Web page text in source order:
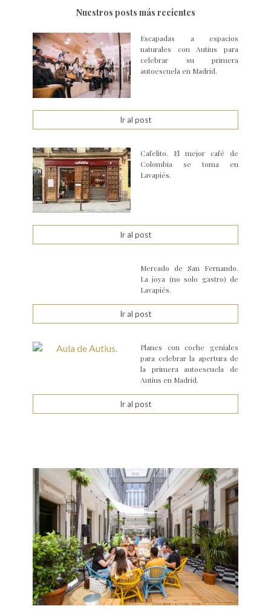
Nuestros posts más recientes
Escapadas a espacios
naturales con Autius para
celebrar su primera
autoescuela en Madrid.
Ir al post
Cafelito. El mejor café de
Colombia se toma en
Lavapiés.
Ir al post
Mercado de San Fernando.
La joya (no solo gastro) de
Lavapiés.
Ir al post
Planes con coche geniales
para celebrar la apertura de
la primera autoescuela de
Autius en Madrid.
Ir al post